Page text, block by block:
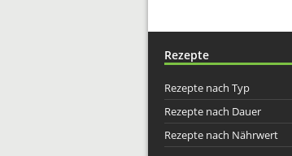
Rezepte
Rezepte nach Typ
Rezepte nach Dauer
Rezepte nach Nährwert